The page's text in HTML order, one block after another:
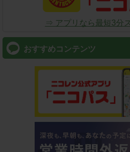
⇒ アプリなら最短3分
おすすめコンテンツ